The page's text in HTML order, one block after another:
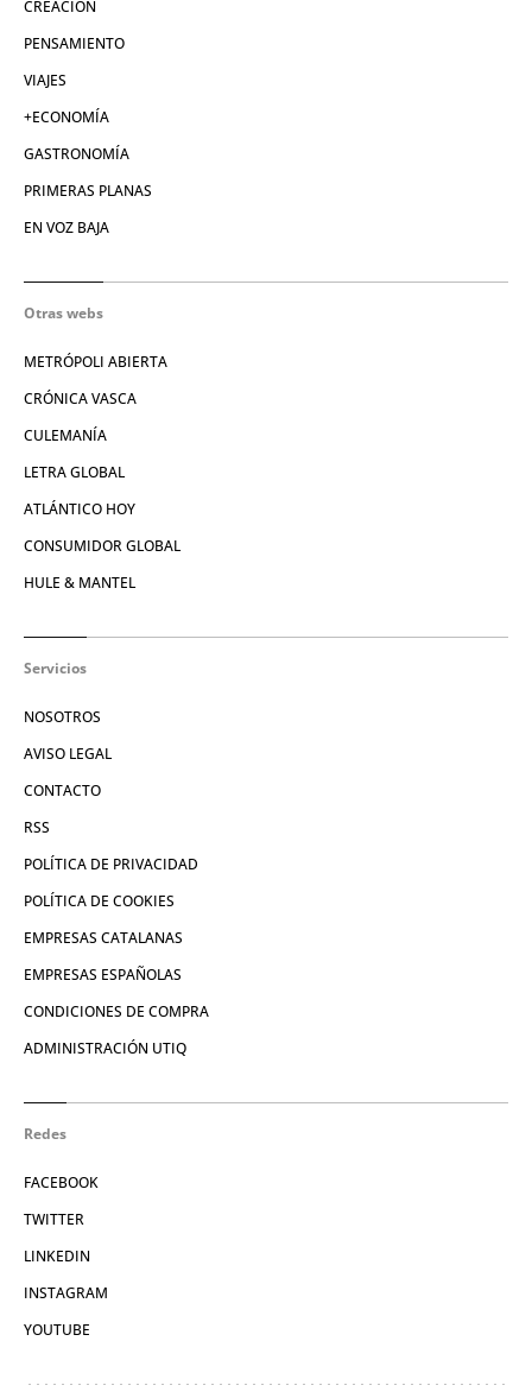
CREACIÓN
PENSAMIENTO
VIAJES
+ECONOMÍA
GASTRONOMÍA
PRIMERAS PLANAS
EN VOZ BAJA
Otras webs
METRÓPOLI ABIERTA
CRÓNICA VASCA
CULEMANÍA
LETRA GLOBAL
ATLÁNTICO HOY
CONSUMIDOR GLOBAL
HULE & MANTEL
Servicios
NOSOTROS
AVISO LEGAL
CONTACTO
RSS
POLÍTICA DE PRIVACIDAD
POLÍTICA DE COOKIES
EMPRESAS CATALANAS
EMPRESAS ESPAÑOLAS
CONDICIONES DE COMPRA
ADMINISTRACIÓN UTIQ
Redes
FACEBOOK
TWITTER
LINKEDIN
INSTAGRAM
YOUTUBE